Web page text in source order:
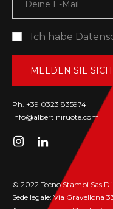
Ich habe
Ph. +39 0323 835974
info@albertiniruote.com
© 2022 Tecno Stampi Sas
Sede legale: Via Gravellona